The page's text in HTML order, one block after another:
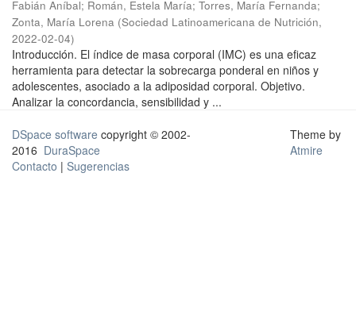
Fabián Aníbal; Román, Estela María; Torres, María Fernanda;
Zonta, María Lorena (Sociedad Latinoamericana de Nutrición,
2022-02-04)
Introducción. El índice de masa corporal (IMC) es una eficaz
herramienta para detectar la sobrecarga ponderal en niños y
adolescentes, asociado a la adiposidad corporal. Objetivo.
Analizar la concordancia, sensibilidad y ...
DSpace software copyright © 2002-
2016 DuraSpace
Contacto | Sugerencias
Theme by
Atmire